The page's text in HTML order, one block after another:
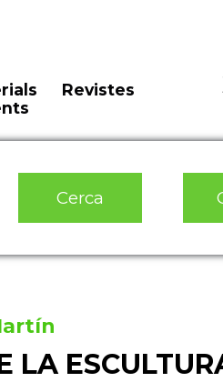
Revistes
Cerca
LA